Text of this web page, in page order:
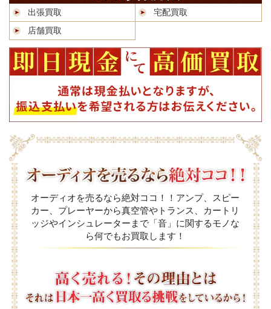
出張買取
宅配買取
店舗買取
オーディオを売るなら絶対ココ！！アンプ、スピー
カー、プレーヤーから真空管やトランス、カートリ
ッジやインシュレーターまで「音」に関するモノな
ら何でもお買取します！